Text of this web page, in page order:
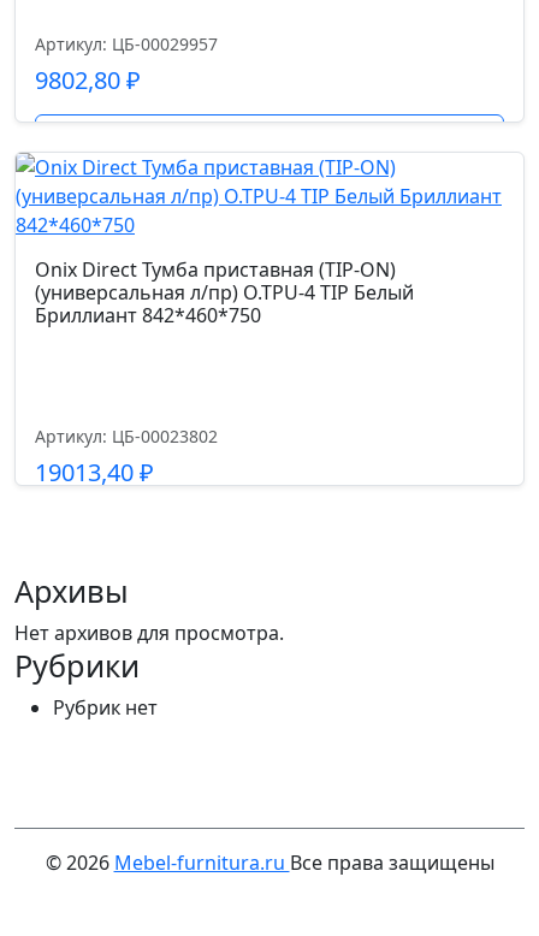
Артикул: ЦБ-00029957
9802,80₽
Onix Direct Тумба приставная (TIP-ON)
(универсальная л/пр) O.TPU-4 TIP Белый
Бриллиант 842*460*750
Артикул: ЦБ-00023802
19013,40₽
Архивы
Нет архивов для просмотра.
Рубрики
Рубрик нет
© 2026 Mebel-furnitura.ru Все права защищены